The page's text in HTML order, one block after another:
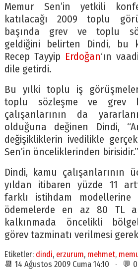
Memur Sen’in yetkili
katılacağı 2009 toplu
başında grev ve toplu
geldiğini belirten Dindi, bu
Recep Tayyip Erdoğan‘ın
dile getirdi.
Bu yılki toplu iş
toplu sözleşme ve grev
çalışanlarının da
olduğuna değinen Dindi,
değişikliklerin ivedilikle
Sen’in önceliklerinden
Dindi, kamu çalışanlarının
yıldan itibaren yüzde 11
farklı istihdam modellerine
ödemelerde en az 80 TL
kalkınmada öncelikli
görev tazminatı verilmesi
Etiketler: dindi, erzurum, mehmet,
📆 14 Ağustos 2009 Cuma 14:10 · 💬